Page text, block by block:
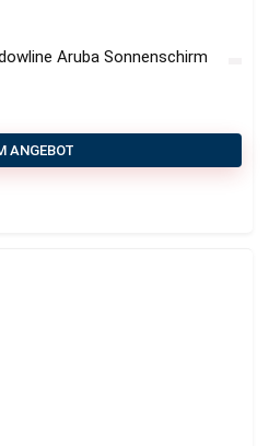
Aruba Sonnenschirm
ANGEBOT